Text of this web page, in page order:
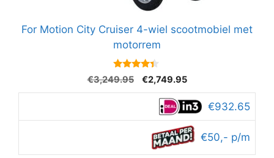
For Motion City Cruiser 4-wiel scootmobiel met
motorrem
4.2
van 5
€3,249.95
Oorspronkelijke
prijs
was:
€3,249.95.
€2,749.95Huidige
prijs
is:
€2,749.95.
€932.65
€50,- p/m